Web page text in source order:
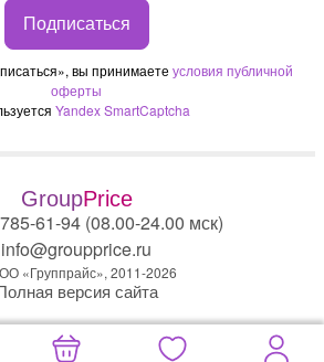
Подписаться
вы принимаете условия публичной
оферты
Yandex SmartCaptcha
GroupPrice
61-94 (08.00-24.00 мск)
info@groupprice.ru
«Группрайс», 2011-2026
версия сайта